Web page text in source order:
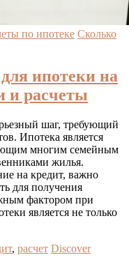
по ипотеке Сколько
ипотеки на
и расчеты
шаг, требующий
Ипотека является
многим семейным
жилья.
на кредит, важно
для получения
фактором при
является не только
, расчет Discover